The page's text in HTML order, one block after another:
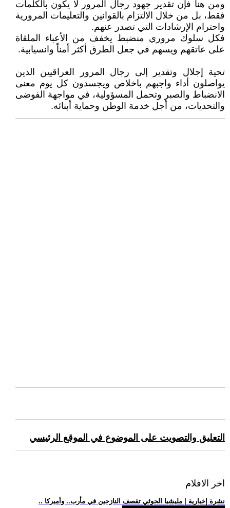
ومن هنا فإن تقدير جهود رجال المرور لا يكون بالكلمات
فقط، بل من خلال الالتزام بالقوانين والتعليمات المرورية
واحترام الإرشادات التي تصدر عنهم.
فكل سلوك مروري منضبط يخفف من الأعباء الملقاة
على عاتقهم ويسهم في جعل الطرق أكثر أمناً وانسيابية.
تحية إجلال وتقدير إلى رجال المرور العراقيين الذين
يواصلون أداء واجبهم باخلاص ويجسدون كل يوم معنى
الانضباط والصبر وتحمل المسؤولية، في مواجهة الفوضى
والتحديات، من أجل خدمة الوطن وحماية أبنائه.
التعليق والتصويت على الموضوع في الموقع الرئيسي
اخر الافلام
.. نشرة إخبارية | مليشيا الحوثي تقصف النازحين في مأرب.. وأميركا